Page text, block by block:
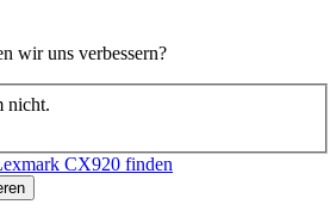
wir uns verbessern?
nicht.
CX920 finden